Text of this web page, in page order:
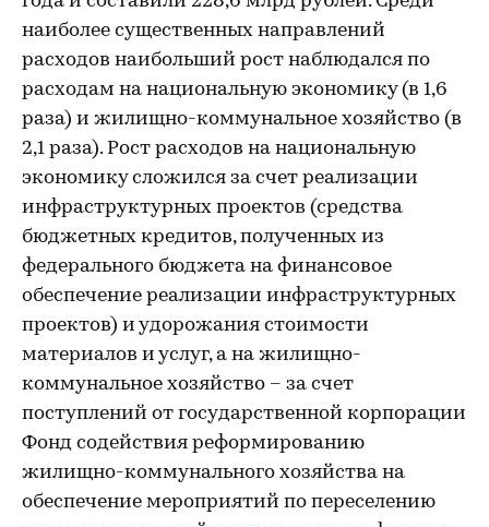
наиболее существенных направлений
расходов наибольший рост наблюдался по
расходам на национальную экономику (в 1,6
раза) и жилищно-коммунальное хозяйство (в
2,1 раза). Рост расходов на национальную
экономику сложился за счет реализации
инфраструктурных проектов (средства
бюджетных кредитов, полученных из
федерального бюджета на финансовое
обеспечение реализации инфраструктурных
проектов) и удорожания стоимости
материалов и услуг, а на жилищно-
коммунальное хозяйство – за счет
поступлений от государственной корпорации
Фонд содействия реформированию
жилищно-коммунального хозяйства на
обеспечение мероприятий по переселению